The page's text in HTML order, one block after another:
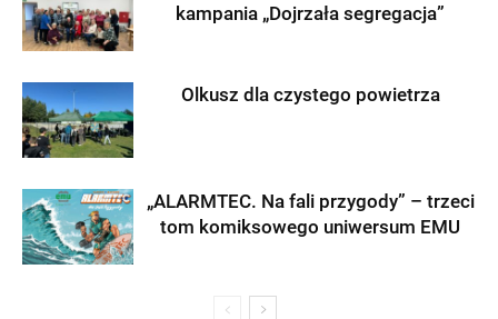
kampania „Dojrzała segregacja”
Olkusz dla czystego powietrza
„ALARMTEC. Na fali przygody” – trzeci
tom komiksowego uniwersum EMU